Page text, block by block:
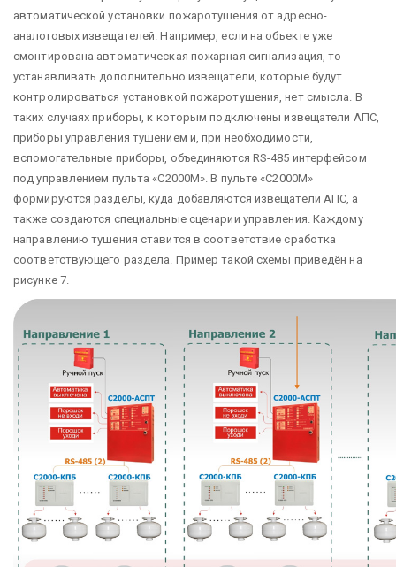
автоматической установки пожаротушения от адресно-
аналоговых извещателей. Например, если на объекте уже
смонтирована автоматическая пожарная сигнализация, то
устанавливать дополнительно извещатели, которые будут
контролироваться установкой пожаротушения, нет смысла. В
таких случаях приборы, к которым подключены извещатели АПС,
приборы управления тушением и, при необходимости,
вспомогательные приборы, объединяются RS-485 интерфейсом
под управлением пульта «С2000М». В пульте «С2000М»
формируются разделы, куда добавляются извещатели АПС, а
также создаются специальные сценарии управления. Каждому
направлению тушения ставится в соответствие сработка
соответствующего раздела. Пример такой схемы приведён на
рисунке 7.